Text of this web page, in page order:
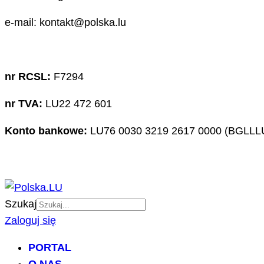
e-mail: kontakt@polska.lu
nr RCSL: F7294
nr TVA: LU22 472 601
Konto bankowe: LU76 0030 3219 2617 0000
Szukaj
Zaloguj się
PORTAL